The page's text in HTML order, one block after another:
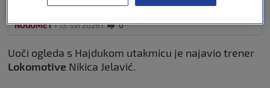
NOGOMET 15. svi 2026 0
Uoči ogleda s Hajdukom utakmicu je najavio trener
Lokomotive Nikica Jelavić.